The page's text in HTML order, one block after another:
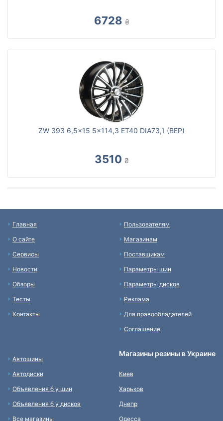
6728 ₴
ZW 393 6,5x15 5x114,3 ET40 DIA73,1 (BEP)
3510 ₴
Главная
О сайте
Сервисы
Новости
Обзоры
Тесты
Контакты
Пользователям
Магазинам
Поставщикам
Параметры шин
Параметры дисков
Реклама
Для правообладателей
Соглашение
Автошины
Автодиски
Объявления б у шин
Объявления б у дисков
Все магазины
Магазины резины в Украине
Киев
Харьков
Днепр
Одесса